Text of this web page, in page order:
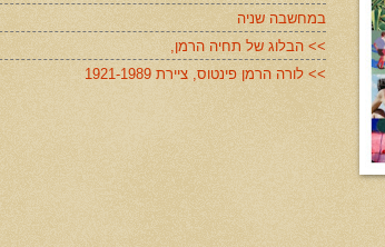
במחשבה שניה
>> הבלוג של תחיה הרמן,
>> לורה הרמן פינטוס, ציירת 1921-1989